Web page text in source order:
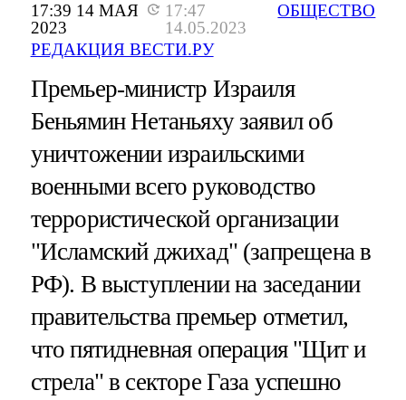
17:39 14 МАЯ
2023
17:47
14.05.2023
РЕДАКЦИЯ ВЕСТИ.РУ
ОБЩЕСТВО
Премьер-министр Израиля
Беньямин Нетаньяху заявил об
уничтожении израильскими
военными всего руководство
террористической организации
"Исламский джихад" (запрещена в
РФ). В выступлении на заседании
правительства премьер отметил,
что пятидневная операция "Щит и
стрела" в секторе Газа успешно